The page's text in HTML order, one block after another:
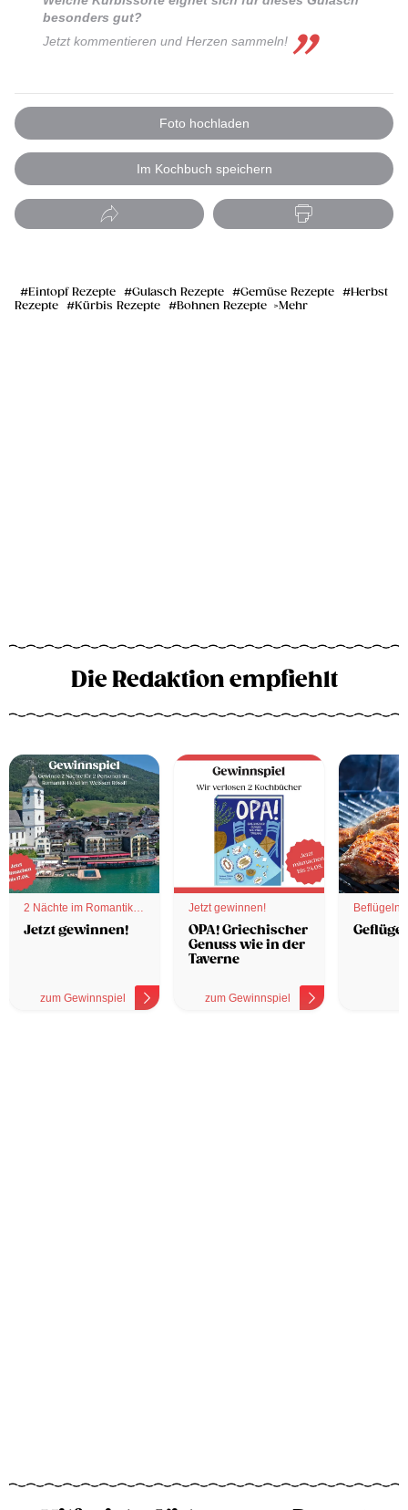
besonders gut?
Jetzt kommentieren und Herzen sammeln!
Foto hochladen
Im Kochbuch speichern
Eintopf Rezepte Gulasch Rezepte Gemüse Rezepte
Herbst
Rezepte
Kürbis Rezepte Bohnen Rezepte Mehr
Die Redaktion empfiehlt
2 Nächte im Romantik
Hotel
Jetzt gewinnen!
zum Gewinnspiel
Jetzt gewinnen!
OPA! Griechischer
Genuss wie in der
Taverne
zum Gewinnspiel